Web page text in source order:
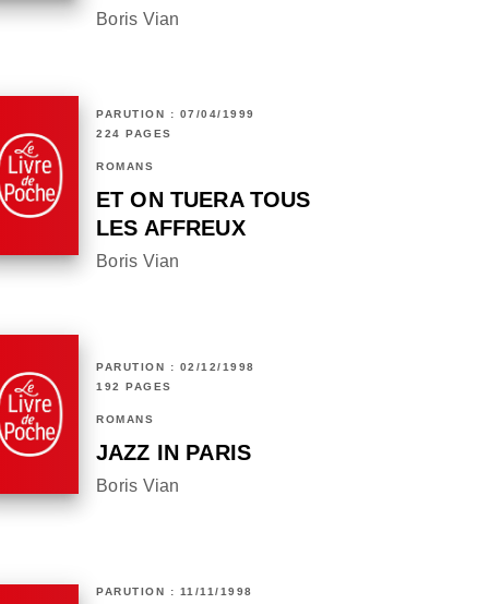
Boris Vian
PARUTION : 07/04/1999
224 PAGES
ROMANS
ET ON TUERA TOUS
LES AFFREUX
Boris Vian
PARUTION : 02/12/1998
192 PAGES
ROMANS
JAZZ IN PARIS
Boris Vian
PARUTION : 11/11/1998